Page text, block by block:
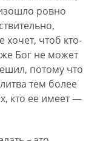
ровно
хочет, чтоб кто-
Бог не может
потому что
тем более
кто ее имеет —